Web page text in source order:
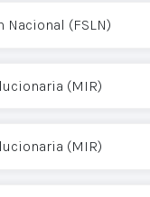
(FSLN)
(MIR)
(MIR)